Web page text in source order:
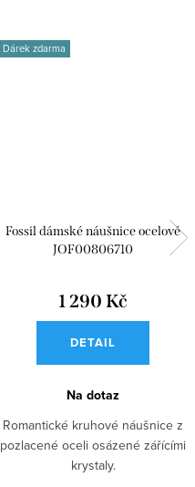
Dárek zdarma
Fossil dámské náušnice ocelové
JOF00806710
1 290 Kč
DETAIL
Na dotaz
Romantické kruhové náušnice z
pozlacené oceli osázené zářícími
krystaly.